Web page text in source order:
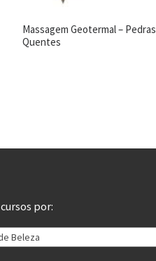
Massagem Geotermal – Pedras
Quentes
por:
Beleza